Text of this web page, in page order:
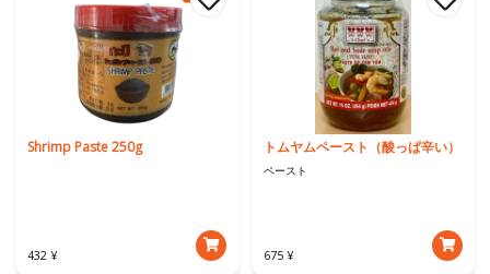
Shrimp Paste 250g
432 ¥
トムヤムペースト（酸っぱ辛い）
ペースト
675 ¥